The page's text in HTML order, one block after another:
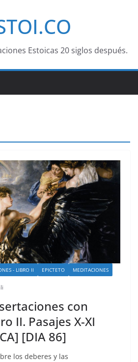
Estoicas 20 siglos después.
- LIBRO II EPICTETO MEDITACIONES
con
II. Pasajes X-XI
[DIA 86]
los deberes y las